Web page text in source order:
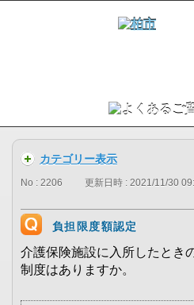
カテゴリー表示
No : 2206 更新日時 : 2021/11/30
負担限度額認定
介護保険施設に入所したとき
制度はありますか。